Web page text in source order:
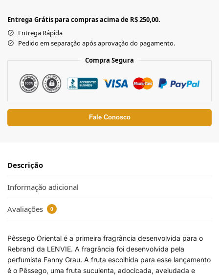
Entrega Grátis para compras acima de R$ 250,00.
Entrega Rápida
Pedido em separação após aprovação do pagamento.
Compra Segura
Fale Conosco
Descrição
Informação adicional
Avaliações 0
Pêssego Oriental é a primeira fragrância desenvolvida para o
Rebrand da LENVIE. A fragrância foi desenvolvida pela
perfumista Fanny Grau. A fruta escolhida para esse lançamento
é o Pêssego, uma fruta suculenta, adocicada, aveludada e